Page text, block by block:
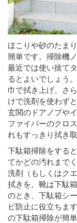
ほこりや砂のたま
簡単です。掃除機
最近では使い捨て
るとよいでしょう
巾で拭き上げ、さ
けで洗剤を使わず
玄関のドアノブや
ファイバーのクロ
れもすっきり拭き取
下駄箱掃除をする
てかどの汚れまで
洗剤（もしくはク
拭きを。靴は下駄
のとき、下駄箱シ
ビ防止に役立ちま
の下駄箱掃除が簡